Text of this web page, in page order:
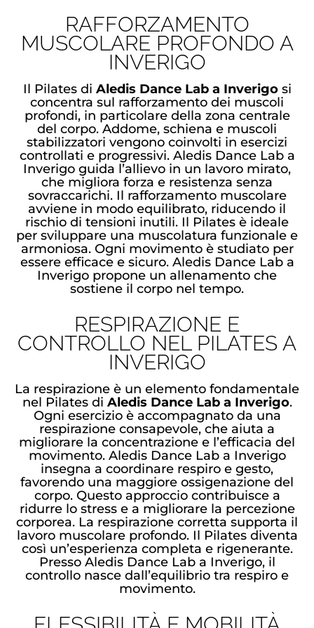
RAFFORZAMENTO
MUSCOLARE PROFONDO A
INVERIGO
Il Pilates di Aledis Dance Lab a Inverigosi
concentra sul rafforzamento dei muscoli
profondi, in particolare della zona centrale
del corpo. Addome, schiena e muscoli
stabilizzatori vengono coinvolti in esercizi
controllati e progressivi. Aledis Dance Lab a
Inverigo guida l’allievo in un lavoro mirato,
che migliora forza e resistenza senza
sovraccarichi. Il rafforzamento muscolare
avviene in modo equilibrato, riducendo il
rischio di tensioni inutili. Il Pilates è ideale
per sviluppare una muscolatura funzionale e
armoniosa. Ogni movimento è studiato per
essere efficace e sicuro. Aledis Dance Lab a
Inverigo propone un allenamento che
sostiene il corpo nel tempo.
RESPIRAZIONE E
CONTROLLO NEL PILATES A
INVERIGO
La respirazione è un elemento fondamentale
nel Pilates di Aledis Dance Lab a Inverigo.
Ogni esercizio è accompagnato da una
respirazione consapevole, che aiuta a
migliorare la concentrazione e l’efficacia del
movimento. Aledis Dance Lab a Inverigo
insegna a coordinare respiro e gesto,
favorendo una maggiore ossigenazione del
corpo. Questo approccio contribuisce a
ridurre lo stress e a migliorare la percezione
corporea. La respirazione corretta supporta il
lavoro muscolare profondo. Il Pilates diventa
così un’esperienza completa e rigenerante.
Presso Aledis Dance Lab a Inverigo, il
controllo nasce dall’equilibrio tra respiro e
movimento.